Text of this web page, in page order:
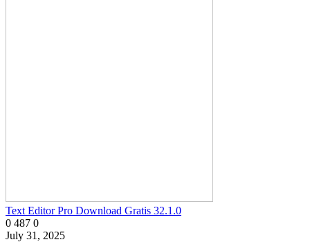
Text Editor Pro Download Gratis 32.1.0
0 487 0
July 31, 2025